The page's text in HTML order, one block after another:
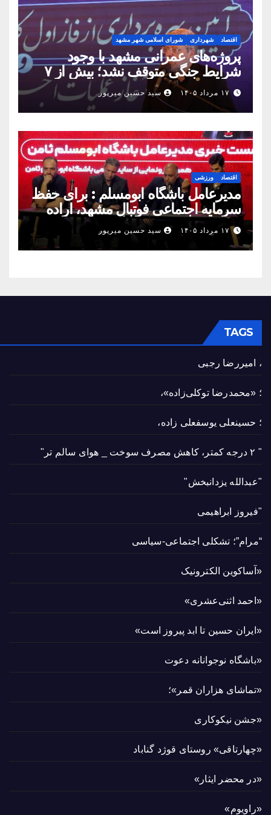
اقتصاد شهرداری شورای اسلامی شهر مشهد
پروژه‌های عمرانی مشهد با وجود
شرایط جنگی متوقف نشد؛ بیش از ۷
همت پروژه در ۱۶۰ روز به بهره‌برداری
رسید
۱۷ مرداد ۱۴۰۵ سید حسین میرپور
اقتصاد ورزشی
مدیرعامل باشگاه ابومسلم : برای حفظ
سرمایه اجتماعی فوتبال مشهد، اراده
مشترک استان شکل بگیرد
۱۷ مرداد ۱۴۰۵ سید حسین میرپور
TAGS
، امیررضا رجبی
؛ «محمدرضا توکلی‌زاده»،
؛ حسینعلی یوسفعلی زاده،
" ۲ درجه کمتر، کاهش مصرف سوخت _ هوای سالم تر"
"عبدالله یزدانبخش"
"فیروز ابراهیمی
“مرام”؛ تشکلی اجتماعی-سیاسی
«آساکوین الکترونیک
«احمد اثنی‌عشری»
«ایران حسین تا ابد پیروز است»
«باشگاه نوجوانانه دعوت
«تماشای هزاران قمر»؛
«جشن نیکوکاری
«چهارتاقی» روستای قوژد گناباد
«در محضر ایثار»
«راویوم»